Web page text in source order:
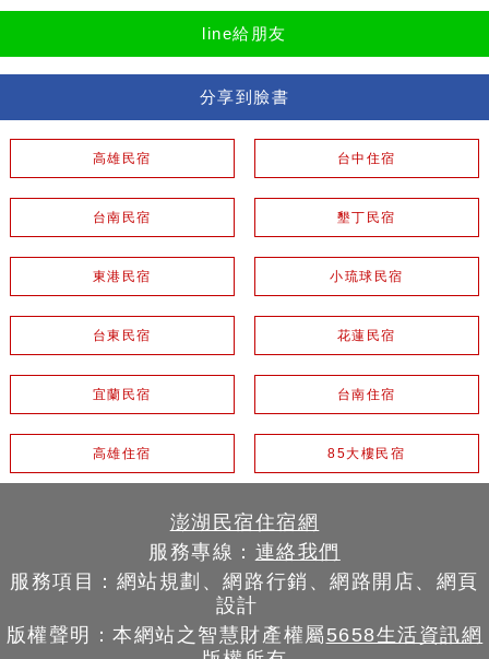
line給朋友
分享到臉書
高雄民宿 台中住宿
台南民宿 墾丁民宿
東港民宿 小琉球民宿
台東民宿 花蓮民宿
宜蘭民宿 台南住宿
高雄住宿 85大樓民宿
澎湖民宿住宿網
服務專線： 連絡我們
服務項目：網站規劃、網路行銷、網路開店、網頁
設計
版權聲明：本網站之智慧財產權屬5658生活資訊網